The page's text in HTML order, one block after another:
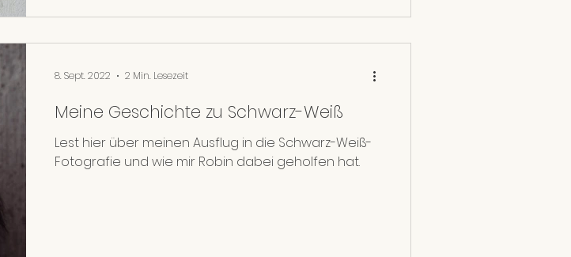
Meine Geschichte zu Schwarz-Weiß
Lest hier über meinen Ausflug in die Schwarz-Weiß-
Fotografie und wie mir Robin dabei geholfen hat.
8. Sept. 2022 2 Min. Lesezeit